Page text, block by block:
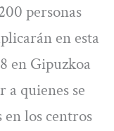
personas
en esta
en Gipuzkoa
a quienes se
en los centros